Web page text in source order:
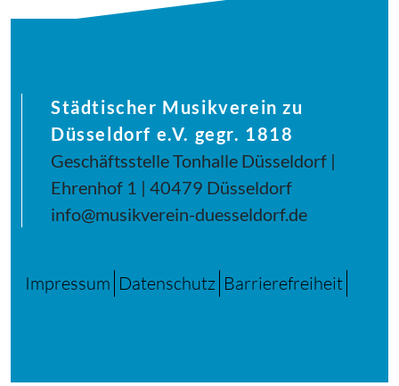
Städtischer Musikverein zu
Düsseldorf e.V. gegr. 1818
Geschäftsstelle Tonhalle Düsseldorf |
Ehrenhof 1 | 40479 Düsseldorf
info@musikverein-duesseldorf.de
Impressum Datenschutz Barrierefreiheit